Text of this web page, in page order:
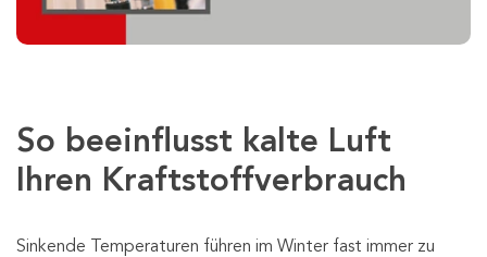
So beeinflusst kalte Luft
Ihren Kraftstoffverbrauch
Sinkende Temperaturen führen im Winter fast immer zu